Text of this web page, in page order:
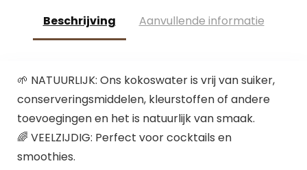
Beschrijving Aanvullende informatie
🌱 NATUURLIJK: Ons kokoswater is vrij van suiker,
conserveringsmiddelen, kleurstoffen of andere
toevoegingen en het is natuurlijk van smaak.
🌈 VEELZIJDIG: Perfect voor cocktails en
smoothies.